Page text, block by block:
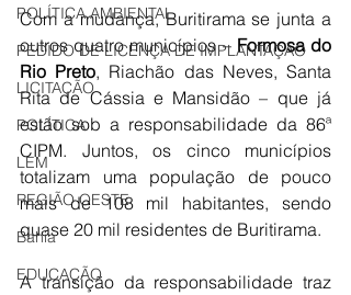
POLÍTICA AMBIENTAL
PEDIDO DE LICENÇA DE IMPLANTAÇÃO
LICITAÇÃO
POLÍTICA
LEM
REGIÃO OESTE
Bahia
EDUCAÇÃO
Com a mudança, Buritirama se junta a
outros quatro municípios – Formosa do
Rio Preto, Riachão das Neves, Santa
Rita de Cássia e Mansidão – que já
estão sob a responsabilidade da 86ª
CIPM. Juntos, os cinco municípios
totalizam uma população de pouco
mais de 108 mil habitantes, sendo
quase 20 mil residentes de Buritirama.
A transição da responsabilidade traz